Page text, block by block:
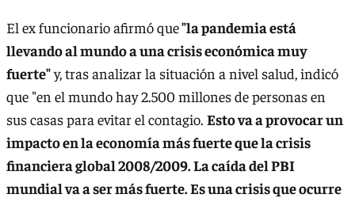
El ex funcionario afirmó que"la pandemia está
llevando al mundo a una crisis económica muy
fuerte"y, tras analizar la situación a nivel salud, indicó
que "en el mundo hay 2.500 millones de personas en
sus casas para evitar el contagio. Esto va a provocar un
impacto en la economía más fuerte que la crisis
financiera global 2008/2009. La caída del PBI
mundial va a ser más fuerte. Es una crisis que ocurre